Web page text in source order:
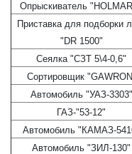
Опрыскиватель
Приставка для подборки
"DR 1500"
Сеялка "СЗТ 5\4-0,6"
Сортировщик
Автомобиль "УАЗ-3303"
ГАЗ-"53-12"
Автомобиль "КАМАЗ-
Автомобиль "ЗИЛ-130"